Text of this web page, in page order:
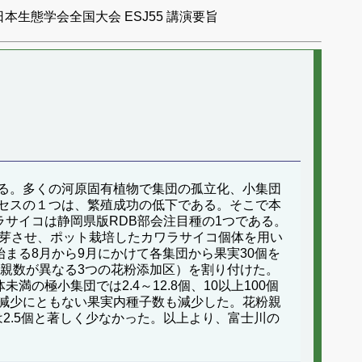
本生態学会全国大会 ESJ55 講演要旨
多くの河原固有植物で集団の孤立化、小集団
スの１つは、繁殖成功の低下である。そこで本
イコは静岡県版RDB部会注目種の1つである。
させ、ポット栽培したカワラサイコ個体を用い
る8月から9月にかけて各集団から果実30個を
が異なる3つの花粉添加区）を割り付けた。
満の極小集団では2.4～12.8個、10以上100個
少にともない果実内種子数も減少した。花粉親
個と著しく少なかった。以上より、富士川の